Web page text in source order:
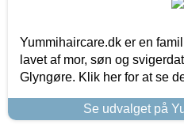
Yummihaircare.dk er en
lavet af mor, søn og
Glyngøre. Klik her for at se
Se udvalget på